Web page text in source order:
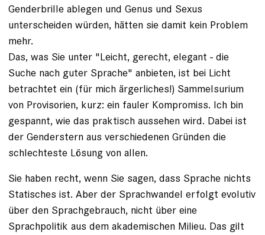
Genderbrille ablegen und Genus und Sexus
unterscheiden würden, hätten sie damit kein Problem
mehr.
Das, was Sie unter "Leicht, gerecht, elegant - die
Suche nach guter Sprache" anbieten, ist bei Licht
betrachtet ein (für mich ärgerliches!) Sammelsurium
von Provisorien, kurz: ein fauler Kompromiss. Ich bin
gespannt, wie das praktisch aussehen wird. Dabei ist
der Genderstern aus verschiedenen Gründen die
schlechteste Lösung von allen.
Sie haben recht, wenn Sie sagen, dass Sprache nichts
Statisches ist. Aber der Sprachwandel erfolgt evolutiv
über den Sprachgebrauch, nicht über eine
Sprachpolitik aus dem akademischen Milieu. Das gilt